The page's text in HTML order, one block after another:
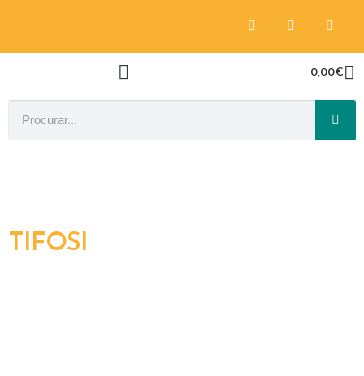
0,00€
TIFOSI